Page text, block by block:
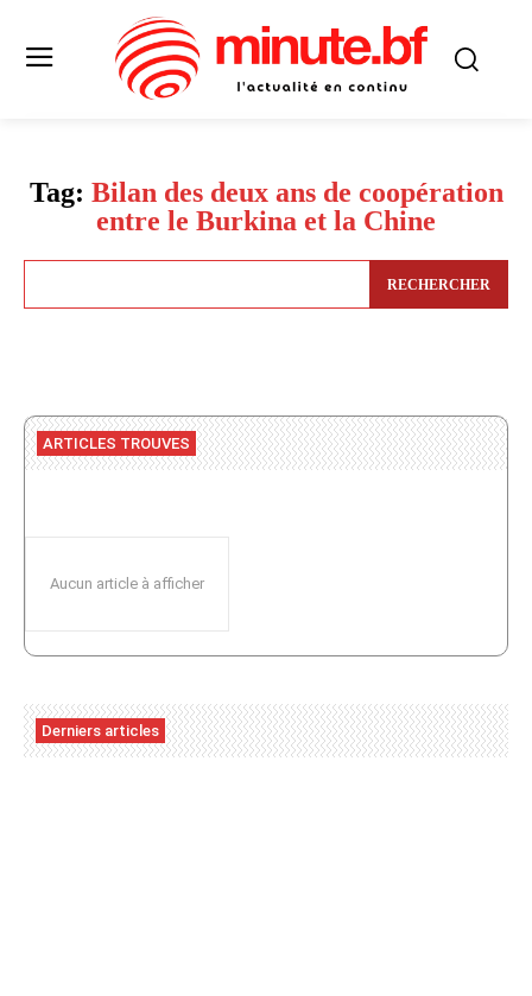
Tag: Bilan des deux ans de coopération
entre le Burkina et la Chine
RECHERCHER
ARTICLES TROUVES
Aucun article à afficher
Derniers articles